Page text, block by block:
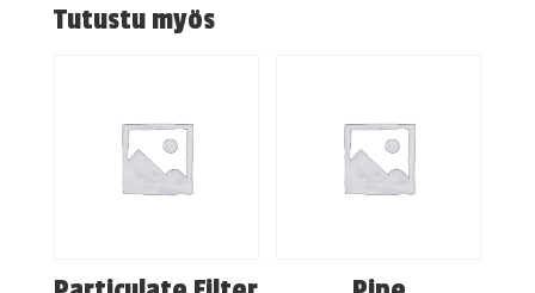
Tutustu myös